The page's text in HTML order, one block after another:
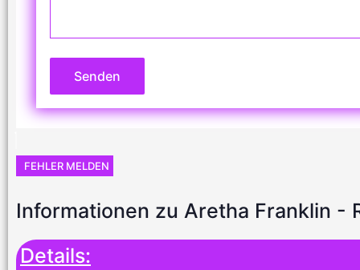
Senden
FEHLER MELDEN
Informationen zu Aretha Franklin -
Details: